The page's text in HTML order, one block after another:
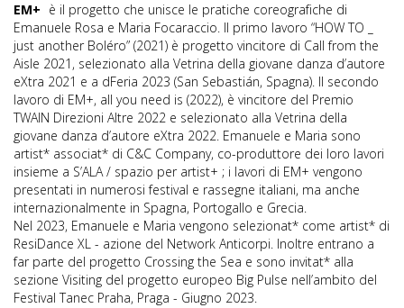
EM+ è il progetto che unisce le pratiche coreografiche di
Emanuele Rosa e Maria Focaraccio. Il primo lavoro “HOW TO _
just another Boléro” (2021) è progetto vincitore di Call from the
Aisle 2021, selezionato alla Vetrina della giovane danza d’autore
eXtra 2021 e a dFeria 2023 (San Sebastián, Spagna). Il secondo
lavoro di EM+, all you need is (2022), è vincitore del Premio
TWAIN Direzioni Altre 2022 e selezionato alla Vetrina della
giovane danza d’autore eXtra 2022. Emanuele e Maria sono
artist* associat* di C&C Company, co-produttore dei loro lavori
insieme a S’ALA / spazio per artist+ ; i lavori di EM+ vengono
presentati in numerosi festival e rassegne italiani, ma anche
internazionalmente in Spagna, Portogallo e Grecia.
Nel 2023, Emanuele e Maria vengono selezionat* come artist* di
ResiDance XL - azione del Network Anticorpi. Inoltre entrano a
far parte del progetto Crossing the Sea e sono invitat* alla
sezione Visiting del progetto europeo Big Pulse nell’ambito del
Festival Tanec Praha, Praga - Giugno 2023.